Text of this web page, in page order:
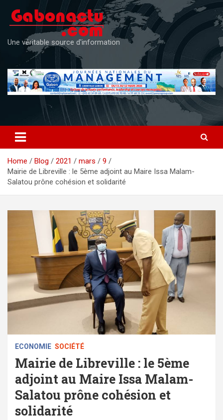
content
Une véritable source d'information
Home Blog 2021 mars
9
Mairie de Libreville : le 5ème adjoint au Maire Issa Malam-
Salatou prône cohésion et solidarité
ECONOMIE SOCIÉTÉ
Mairie de Libreville : le 5ème
adjoint au Maire Issa Malam-
Salatou prône cohésion et
solidarité